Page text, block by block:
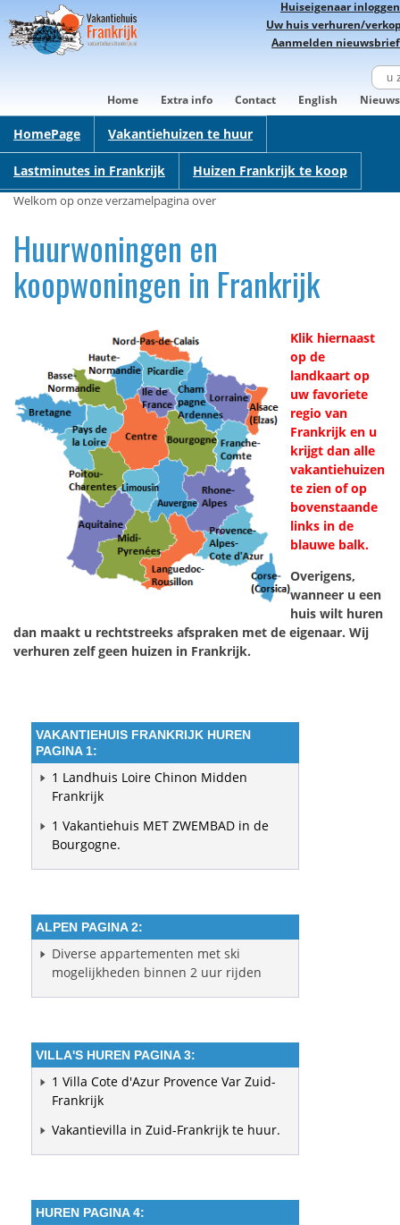
Huiseigenaar inloggen
Uw huis verhuren/
Aanmelden nieuwsbrief
Home Extra info Contact English Nieuws
HomePage Vakantiehuizen te huur
Lastminutes in Frankrijk Huizen Frankrijk te koop
Welkom op onze verzamelpagina over
Huurwoningen en
koopwoningen in Frankrijk
Klik hiernaast
op de
landkaart op
uw favoriete
regio van
Frankrijk en u
krijgt dan alle
vakantiehuizen
te zien of op
bovenstaande
links in de
blauwe balk.
Overigens,
wanneer u een
huis wilt huren
dan maakt u rechtstreeks afspraken met de eigenaar. Wij
verhuren zelf geen huizen in Frankrijk.
VAKANTIEHUIS FRANKRIJK HUREN
PAGINA 1:
1 Landhuis Loire Chinon Midden
Frankrijk
1 Vakantiehuis MET ZWEMBAD in de
Bourgogne.
ALPEN PAGINA 2:
Diverse appartementen met ski
mogelijkheden binnen 2 uur rijden
VILLA'S HUREN PAGINA 3:
1 Villa Cote d'Azur Provence Var Zuid-
Frankrijk
Vakantievilla in Zuid-Frankrijk te huur.
HUREN PAGINA 4: